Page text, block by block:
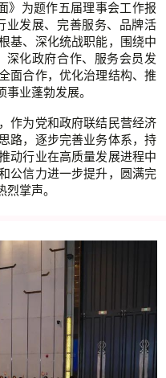
》为题作五届理事会工作报
业发展、完善服务、品牌活
基、深化统战职能，围绕中
深化政府合作、服务会员发
面合作，优化治理结构、推
业蓬勃发展。
作为党和政府联结民营经济
路，逐步完善业务体系，持
动行业在高质量发展进程中
公信力进一步提升，圆满完
掌声。